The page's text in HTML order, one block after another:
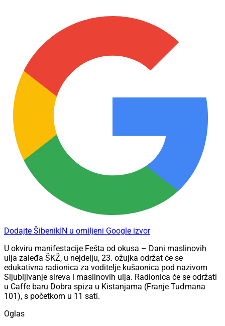
Dodajte ŠibenikIN u omiljeni Google izvor
U okviru manifestacije Fešta od okusa – Dani maslinovih
ulja zaleđa ŠKŽ, u nejdelju, 23. ožujka održat će se
edukativna radionica za voditelje kušaonica pod nazivom
Sljubljivanje sireva i maslinovih ulja. Radionica će se održati
u Caffe baru Dobra spiza u Kistanjama (Franje Tuđmana
101), s početkom u 11 sati.
Oglas